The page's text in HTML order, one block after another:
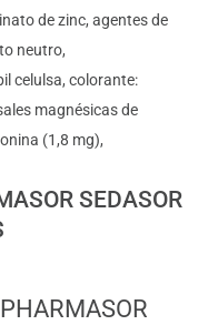
de zinc, agentes de
neutro,
celulsa, colorante:
magnésicas de
(1,8 mg),
SEDASOR